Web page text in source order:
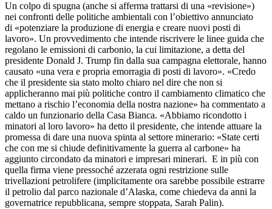
Un colpo di spugna (anche si afferma trattarsi di una «revisione»)
nei confronti delle politiche ambientali con l’obiettivo annunciato
di «potenziare la produzione di energia e creare nuovi posti di
lavoro». Un provvedimento che intende riscrivere le linee guida che
regolano le emissioni di carbonio, la cui limitazione, a detta del
presidente Donald J. Trump fin dalla sua campagna elettorale, hanno
causato «una vera e propria emorragia di posti di lavoro». «Credo
che il presidente sia stato molto chiaro nel dire che non si
applicheranno mai più politiche contro il cambiamento climatico che
mettano a rischio l’economia della nostra nazione» ha commentato a
caldo un funzionario della Casa Bianca. «Abbiamo ricondotto i
minatori al loro lavoro» ha detto il presidente, che intende attuare la
promessa di dare una nuova spinta al settore minerario: «State certi
che con me si chiude definitivamente la guerra al carbone» ha
aggiunto circondato da minatori e impresari minerari. E in più con
quella firma viene pressoché azzerata ogni restrizione sulle
trivellazioni petrolifere (implicitamente ora sarebbe possibile estrarre
il petrolio dal parco nazionale d’Alaska, come chiedeva da anni la
governatrice repubblicana, sempre stoppata, Sarah Palin).